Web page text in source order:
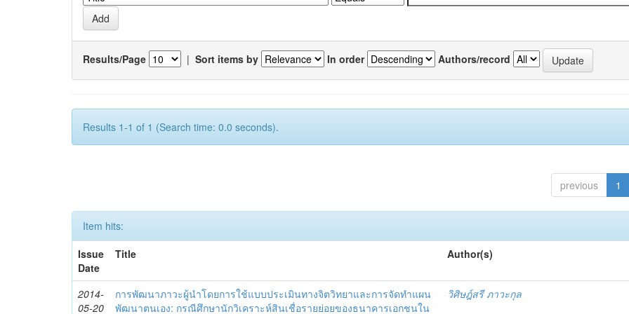
Results/Page | Sort items by In order Authors/record
Results 1-1 of 1 (Search time: 0.0 seconds).
previous 1
Item hits:
Issue
Date
Title Author(s)
2014-
05-20
การพัฒนาภาวะผู้นำโดยการใช้แบบประเมินทางจิตวิทยาและการจัดทำแผน
พัฒนาตนเอง: กรณีศึกษานักวิเคราะห์สินเชื่อรายย่อยของธนาคารเอกชนใน
วิศิษฎ์สรี ภาวะกุล